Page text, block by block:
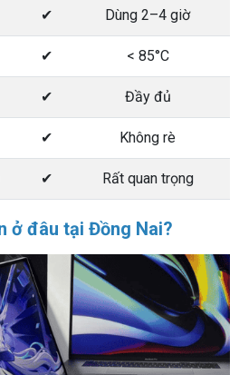
✔ Dùng 2–4 giờ
✔ < 85°C
✔ Đầy đủ
✔ Không rè
✔ Rất quan trọng
ở đâu tại Đồng Nai?